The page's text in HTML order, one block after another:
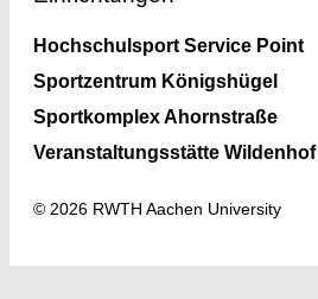
Hochschulsport Service Point
Sportzentrum Königshügel
Sportkomplex Ahornstraße
Veranstaltungsstätte Wildenhof
© 2026 RWTH Aachen University